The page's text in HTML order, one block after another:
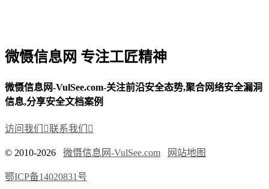
微慑信息网 专注工匠精神
微慑信息网-VulSee.com-关注前沿安全态势,聚合网络安全漏洞
信息,分享安全文档案例
访问我们 联系我们 
© 2010-2026 微慑信息网-VulSee.com 网站地图
鄂ICP备14020831号